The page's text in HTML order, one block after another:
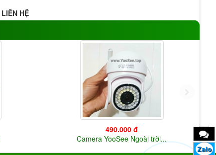
LIÊN HỆ
490.000 đ
Camera YooSee Ngoài trời...
Zalo